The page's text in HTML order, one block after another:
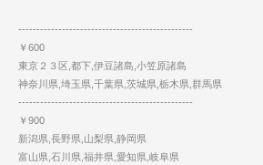
------------------------------------------------
￥600
東京２３区,都下,伊豆諸島,小笠原諸島
神奈川県,埼玉県,千葉県,茨城県,栃木県,群馬県
------------------------------------------------
￥900
新潟県,長野県,山梨県,静岡県
富山県,石川県,福井県,愛知県,岐阜県